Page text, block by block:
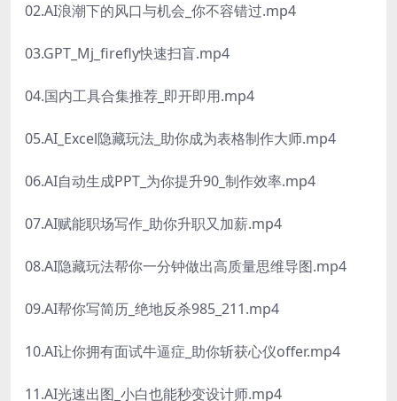
02.AI浪潮下的风口与机会_你不容错过.mp4
03.GPT_Mj_firefly快速扫盲.mp4
04.国内工具合集推荐_即开即用.mp4
05.AI_Excel隐藏玩法_助你成为表格制作大师.mp4
06.AI自动生成PPT_为你提升90_制作效率.mp4
07.AI赋能职场写作_助你升职又加薪.mp4
08.AI隐藏玩法帮你一分钟做出高质量思维导图.mp4
09.AI帮你写简历_绝地反杀985_211.mp4
10.AI让你拥有面试牛逼症_助你斩获心仪offer.mp4
11.AI光速出图_小白也能秒变设计师.mp4